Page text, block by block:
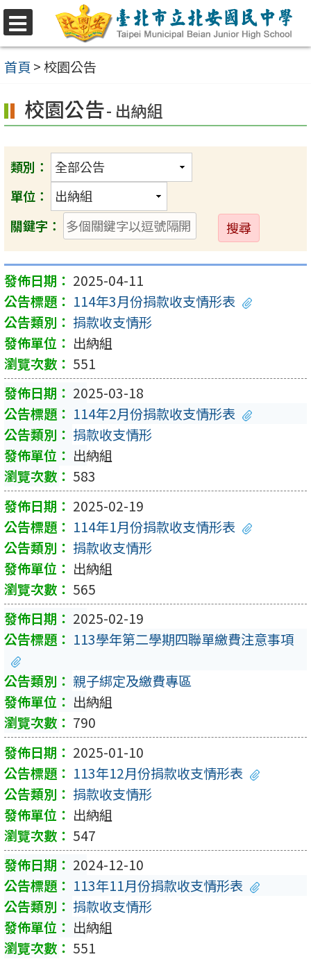
選
單
跳
至
主
內
容
區
首頁 >校園公告
校園公告- 出納組
類別：
單位：
關鍵字：
送
出
2025-04-11
114年3月份捐款收支情形表
捐款收支情形
出納組
551
2025-03-18
114年2月份捐款收支情形表
捐款收支情形
出納組
583
2025-02-19
114年1月份捐款收支情形表
捐款收支情形
出納組
565
2025-02-19
113學年第二學期四聯單繳費注意事項
親子綁定及繳費專區
出納組
790
2025-01-10
113年12月份捐款收支情形表
捐款收支情形
出納組
547
2024-12-10
113年11月份捐款收支情形表
捐款收支情形
出納組
551